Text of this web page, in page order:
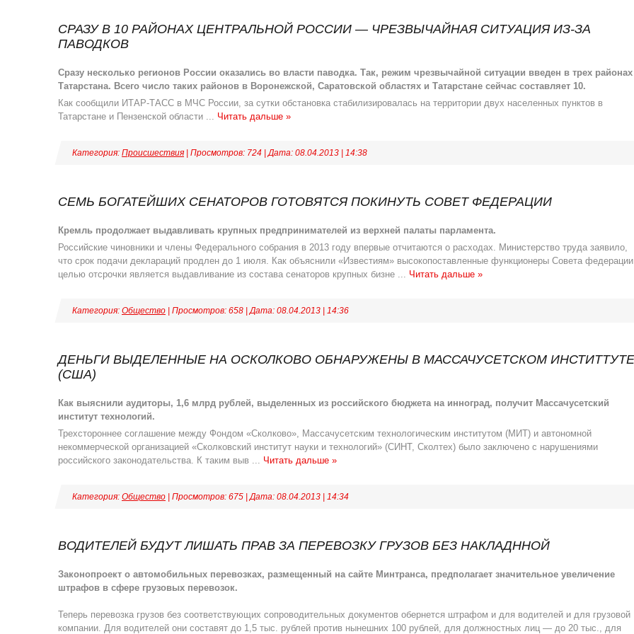
СРАЗУ В 10 РАЙОНАХ ЦЕНТРАЛЬНОЙ РОССИИ — ЧРЕЗВЫЧАЙНАЯ СИТУАЦИЯ ИЗ-ЗА
ПАВОДКОВ
Сразу несколько регионов России оказались во власти паводка. Так, режим чрезвычайной ситуации введен в трех районах
Татарстана. Всего число таких районов в Воронежской, Саратовской областях и Татарстане сейчас составляет 10.
Как сообщили ИТАР-ТАСС в МЧС России, за сутки обстановка стабилизировалась на территории двух населенных пунктов в
Татарстане и Пензенской области ... Читать дальше »
Категория: Происшествия | Просмотров: 724 | Дата: 08.04.2013 14:38
СЕМЬ БОГАТЕЙШИХ СЕНАТОРОВ ГОТОВЯТСЯ ПОКИНУТЬ СОВЕТ ФЕДЕРАЦИИ
Кремль продолжает выдавливать крупных предпринимателей из верхней палаты парламента.
Российские чиновники и члены Федерального собрания в 2013 году впервые отчитаются о расходах. Министерство труда заявило,
что срок подачи деклараций продлен до 1 июля. Как объяснили «Известиям» высокопоставленные функционеры Совета
целью отсрочки является выдавливание из состава сенаторов крупных бизне ... Читать дальше »
Категория: Общество | Просмотров: 658 | Дата: 08.04.2013 14:36
ДЕНЬГИ ВЫДЕЛЕННЫЕ НА ОСКОЛКОВО ОБНАРУЖЕНЫ В МАССАЧУСЕТСКОМ ИНСТИТТУТЕ
(США)
Как выяснили аудиторы, 1,6 млрд рублей, выделенных из российского бюджета на инноград, получит Массачусетский
институт технологий.
Трехстороннее соглашение между Фондом «Сколково», Массачусетским технологическим институтом (МИТ) и автономной
некоммерческой организацией «Сколковский институт науки и технологий» (СИНТ, Сколтех) было заключено с нарушениями
российского законодательства. К таким выв ... Читать дальше »
Категория: Общество | Просмотров: 675 | Дата: 08.04.2013 14:34
ВОДИТЕЛЕЙ БУДУТ ЛИШАТЬ ПРАВ ЗА ПЕРЕВОЗКУ ГРУЗОВ БЕЗ НАКЛАДННОЙ
Законопроект о автомобильных перевозках, размещенный на сайте Минтранса, предполагает значительное увеличение
штрафов в сфере грузовых перевозок.
Теперь перевозка грузов без соответствующих сопроводительных документов обернется штрафом и для водителей и для грузовой
компании. Для водителей они составят до 1,5 тыс. рублей против нынешних 100 рублей, для должностных лиц — до 20 тыс., для